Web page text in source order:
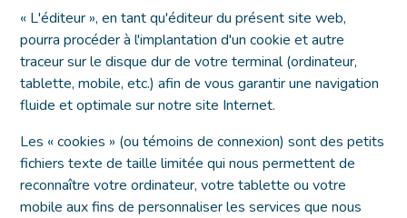
« L'éditeur », en tant qu'éditeur du présent site web,
pourra procéder à l'implantation d'un cookie et autre
traceur sur le disque dur de votre terminal (ordinateur,
tablette, mobile, etc.) afin de vous garantir une navigation
fluide et optimale sur notre site Internet.
Les « cookies » (ou témoins de connexion) sont des petits
fichiers texte de taille limitée qui nous permettent de
reconnaître votre ordinateur, votre tablette ou votre
mobile aux fins de personnaliser les services que nous